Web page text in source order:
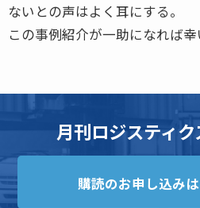
ないとの声はよく耳にする。
この事例紹介が一助になれば幸
月刊ロジスティ
購読のお申し込み